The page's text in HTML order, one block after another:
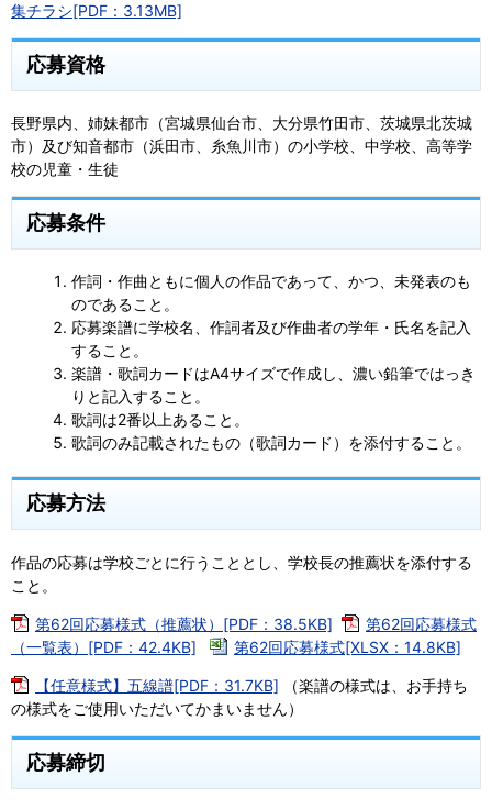
集チラシ[PDF：3.13MB]
応募資格
長野県内、姉妹都市（宮城県仙台市、大分県竹田市、茨城県北茨城
市）及び知音都市（浜田市、糸魚川市）の小学校、中学校、高等学
校の児童・生徒
応募条件
作詞・作曲ともに個人の作品であって、かつ、未発表のも
のであること。
応募楽譜に学校名、作詞者及び作曲者の学年・氏名を記入
すること。
楽譜・歌詞カードはA4サイズで作成し、濃い鉛筆ではっき
りと記入すること。
歌詞は2番以上あること。
歌詞のみ記載されたもの（歌詞カード）を添付すること。
応募方法
作品の応募は学校ごとに行うこととし、学校長の推薦状を添付する
こと。
第62回応募様式（推薦状）[PDF：38.5KB]
第62回応募様式
（一覧表）[PDF：42.4KB]
第62回応募様式[XLSX：14.8KB]
【任意様式】五線譜[PDF：31.7KB] （楽譜の様式は、お手持ち
の様式をご使用いただいてかまいません）
応募締切